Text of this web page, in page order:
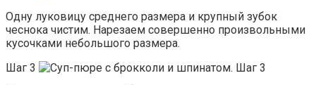
Одну луковицу среднего размера и крупный зубок
чеснока чистим. Нарезаем совершенно произвольными
кусочками небольшого размера.
Шаг 3